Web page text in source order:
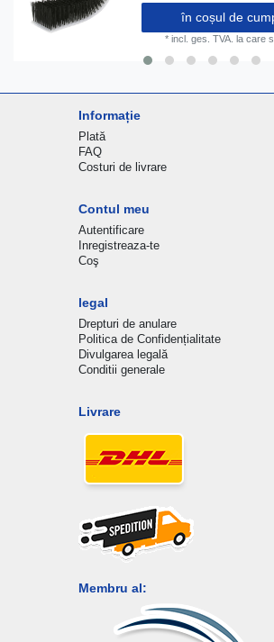
în coșul de
* incl. ges. TVA. la care
Informație
Plată
FAQ
Costuri de livrare
Contul meu
Autentificare
Inregistreaza-te
Coş
legal
Drepturi de anulare
Politica de Confidențialitate
Divulgarea legală
Conditii generale
Livrare
Membru al: